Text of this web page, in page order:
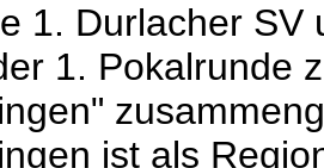
1. Durlacher
1. Pokalrunde
ist als